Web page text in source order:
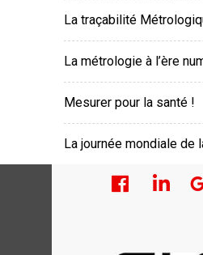
La traçabilité
La métrologie à l’ère
Mesurer pour la santé !
La journée mondiale de